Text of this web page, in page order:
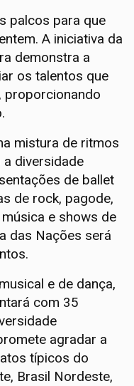
palcos para que
A iniciativa da
demonstra a
os talentos que
proporcionando
mistura de ritmos
diversidade
de ballet
de rock, pagode,
e shows de
das Nações será
e de dança,
com 35
agradar a
típicos do
Brasil Nordeste,